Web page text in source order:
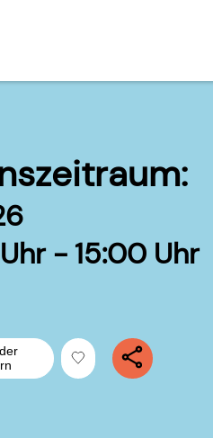
- 15:00 Uhr